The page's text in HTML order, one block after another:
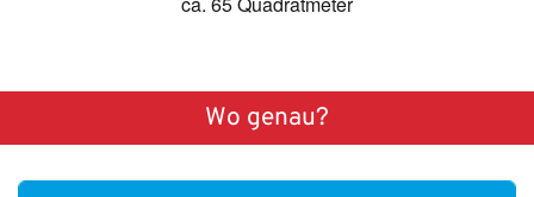
Wo genau?